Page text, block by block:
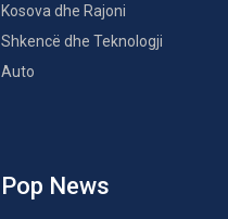
Kosova dhe Rajoni
Shkencë dhe Teknologji
Auto
Pop News